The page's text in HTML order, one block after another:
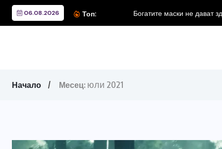
06.08.2026 Топ:
Начало Месец: юли 2021